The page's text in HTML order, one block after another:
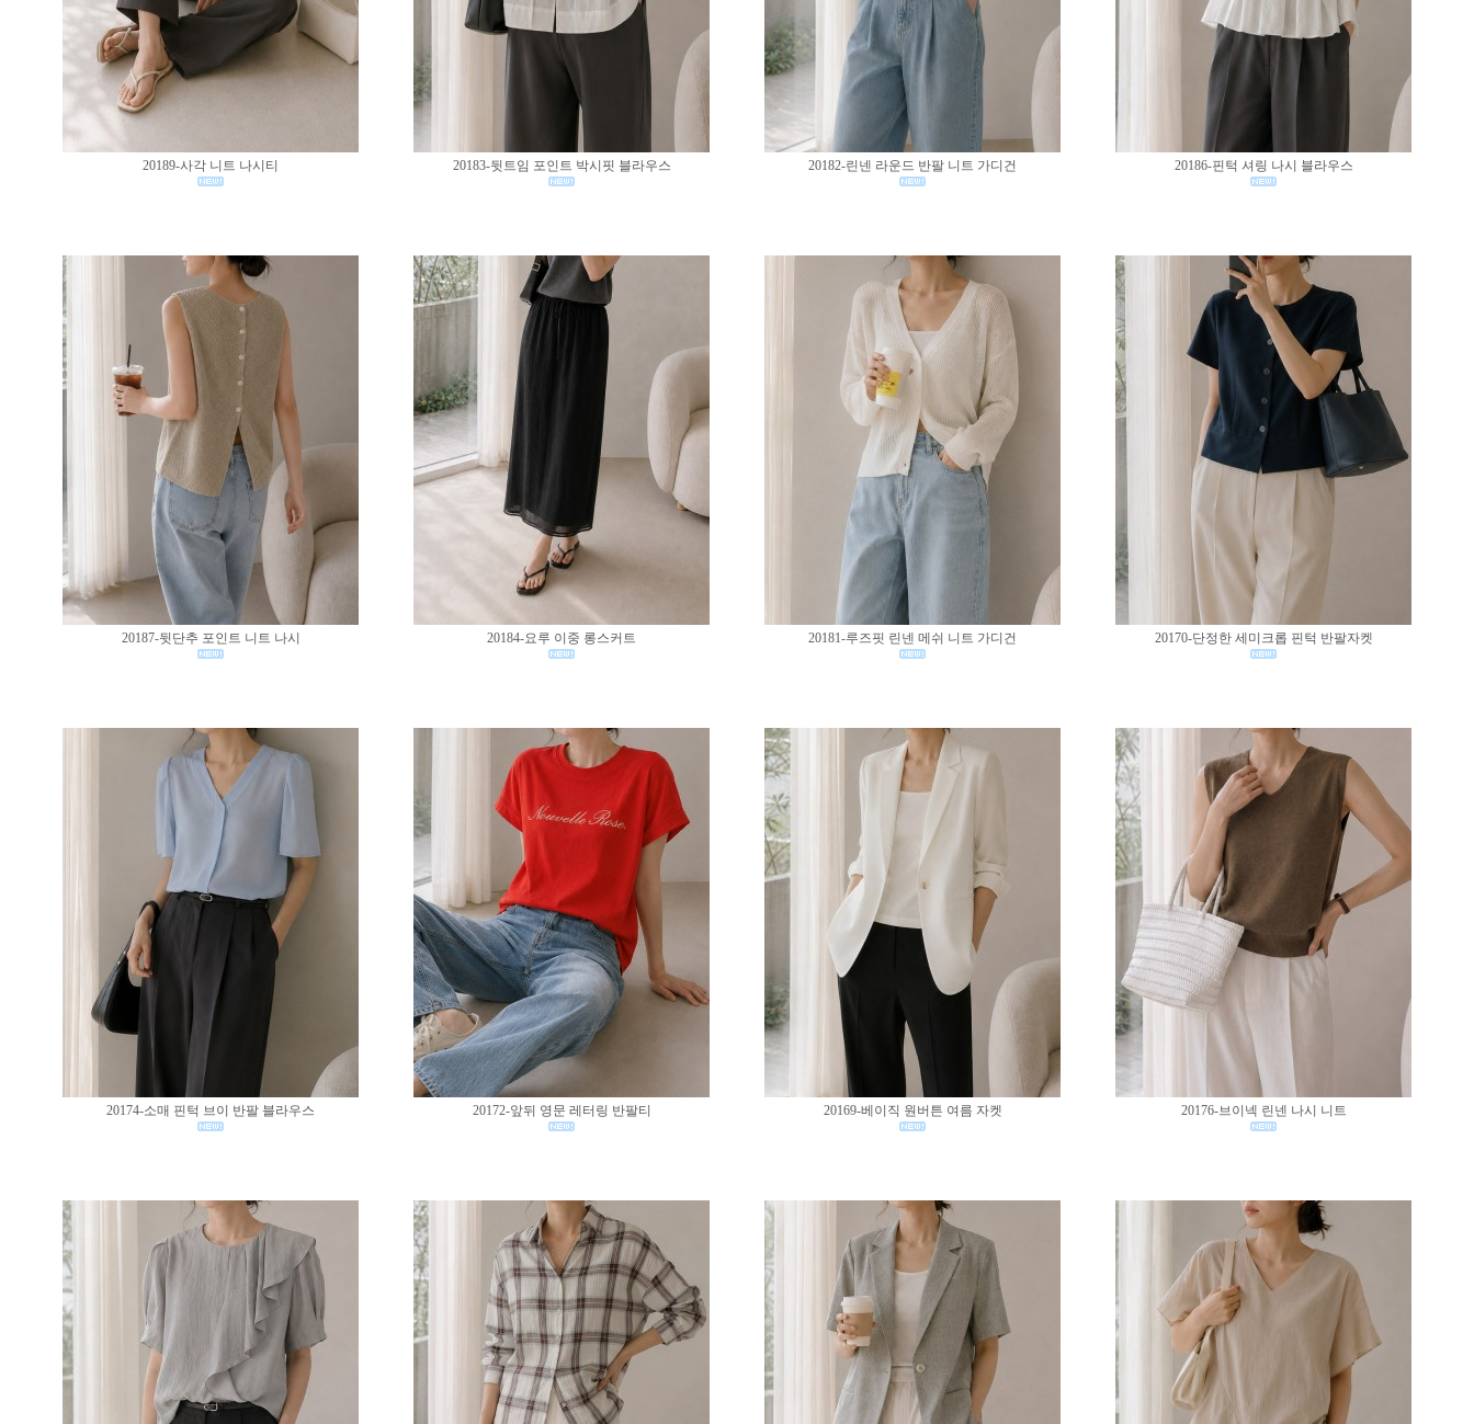
20189-사각 니트 나시티 20183-뒷트임 포인트 박시핏 블라우스 20182-린넨 라운드 반팔 니트 가디건 20186-핀턱 셔링 나시 블라우스
20187-뒷단추 포인트 니트 나시 20184-요루 이중 롱스커트 20181-루즈핏 린넨 메쉬 니트 가디건 20170-단정한 세미크롭 핀턱 반팔자켓
20174-소매 핀턱 브이 반팔 블라우스 20172-앞뒤 영문 레터링 반팔티 20169-베이직 원버튼 여름 자켓 20176-브이넥 린넨 나시 니트